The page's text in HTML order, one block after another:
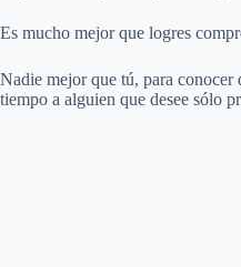
Es mucho mejor que logres
Nadie mejor que tú, para conocer
tiempo a alguien que desee sólo